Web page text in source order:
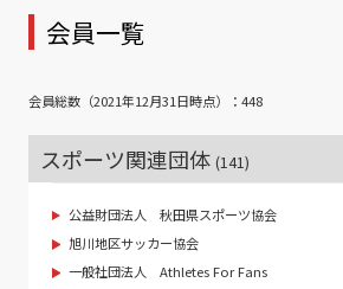
会員一覧
会員総数（2021年12月31日時点）：448
スポーツ関連団体 (141)
公益財団法人 秋田県スポーツ協会
旭川地区サッカー協会
一般社団法人 Athletes For Fans